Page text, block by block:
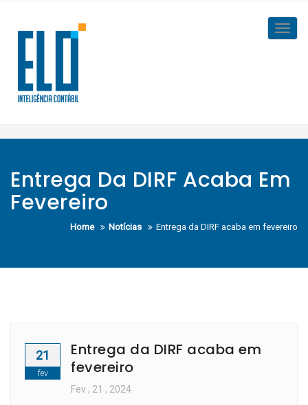
content
Entrega Da DIRF Acaba Em
Fevereiro
Home Notícias Entrega da DIRF acaba em fevereiro
21
fev
Entrega da DIRF acaba em
fevereiro
Fev , 21 , 2024